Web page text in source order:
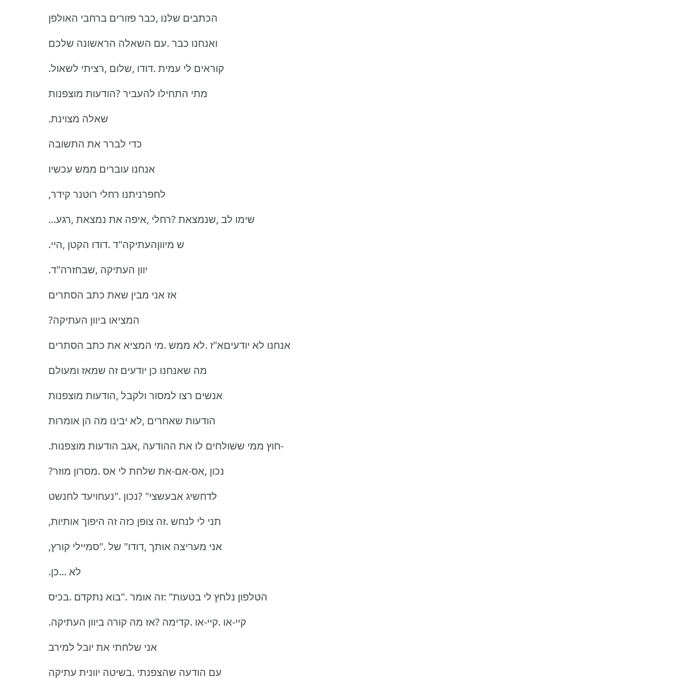
הכתבים שלנו ,כבר פזורים ברחבי האולפן
ואנחנו כבר .עם השאלה הראשונה שלכם
.קוראים לי עמית .דודו ,שלום ,רציתי לשאול
מתי התחילו להעביר ?הודעות מוצפנות
.שאלה מצוינת
כדי לברר את התשובה
אנחנו עוברים ממש עכשיו
,לחפרניתנו רחלי רוטנר קידר
...שימו לב ,שנמצאת ?רחלי ,איפה את נמצאת ,רגע
.ש מיווןהעתיקה"ד .דודו הקטן ,היי
.יוון העתיקה ,שבחזרה"ד
אז אני מבין שאת כתב הסתרים
?המציאו ביוון העתיקה
אנחנו לא יודעיםא"ז .לא ממש .מי המציא את כתב הסתרים
מה שאנחנו כן יודעים זה שמאז ומעולם
אנשים רצו למסור ולקבל ,הודעות מוצפנות
הודעות שאחרים ,לא יבינו מה הן אומרות
.חוץ ממי ששולחים לו את ההודעה ,אגב הודעות מוצפנות-
?נכון ,אס-אם-את שלחת לי אס .מסרון מוזר
לדחשיג אבעשצי" ?נכון ."נעחויעד לחנשט
,תני לי לנחש .זה צופן כזה זה היפוך אותיות
,אני מעריצה אותך ,דודו" של ."סמיילי קורץ
.לא ...כן
הטלפון נלחץ לי בטעות" :זה אומר ."בוא נתקדם .בכיס
.קיי-או .קיי-או .קדימה ?אז מה קורה ביוון העתיקה
אני שלחתי את יובל למירב
עם הודעה שהצפנתי .בשיטה יוונית עתיקה